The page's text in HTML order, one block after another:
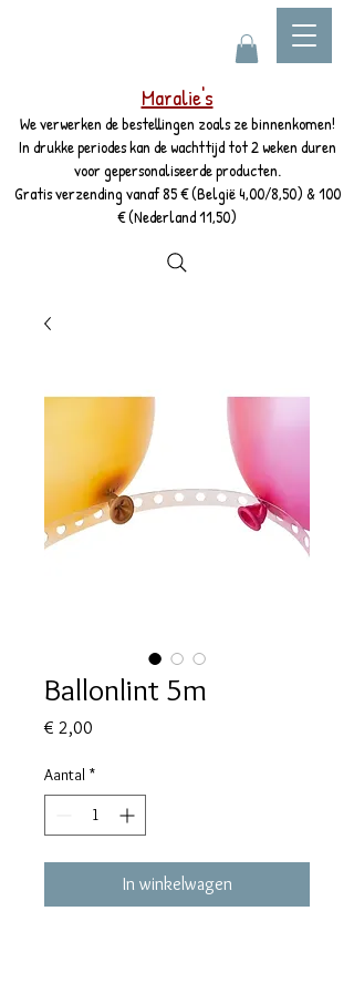
Maralie's
We verwerken de bestellingen zoals ze binnenkomen!
In drukke periodes kan de wachttijd tot 2 weken duren
voor gepersonaliseerde producten.
Gratis verzending vanaf 85 € (België 4,00/8,50) & 100
€ (Nederland 11,50)
Ballonlint 5m
€ 2,00
Aantal *
In winkelwagen